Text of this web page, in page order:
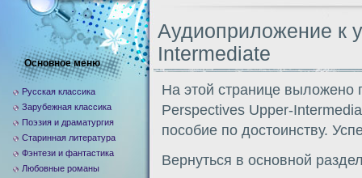
Аудиоприложение к
Intermediate
На этой странице выложено
Perspectives Upper-
пособие по достоинству.
Вернуться в основной
Основное меню
Русская классика
Зарубежная классика
Поэзия и драматургия
Старинная литература
Фэнтези и фантастика
Любовные романы